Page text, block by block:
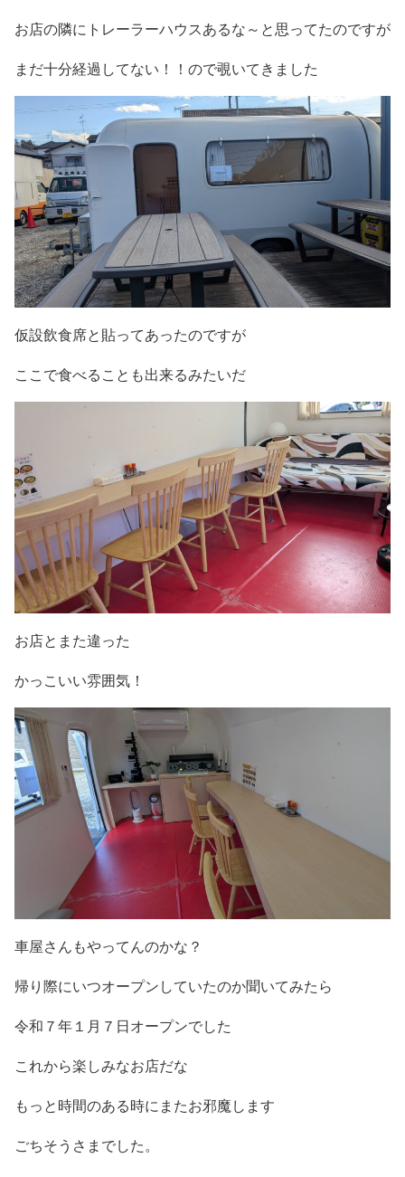
お店の隣にトレーラーハウスあるな～と思ってたのですが
まだ十分経過してない！！ので覗いてきました
仮設飲食席と貼ってあったのですが
ここで食べることも出来るみたいだ
お店とまた違った
かっこいい雰囲気！
車屋さんもやってんのかな？
帰り際にいつオープンしていたのか聞いてみたら
令和７年１月７日オープンでした
これから楽しみなお店だな
もっと時間のある時にまたお邪魔します
ごちそうさまでした。